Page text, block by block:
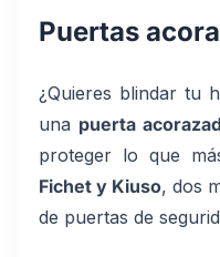
Puertas
¿Quieres blindar tu
una puerta
proteger lo que
Fichet y Kiuso, dos
de puertas de